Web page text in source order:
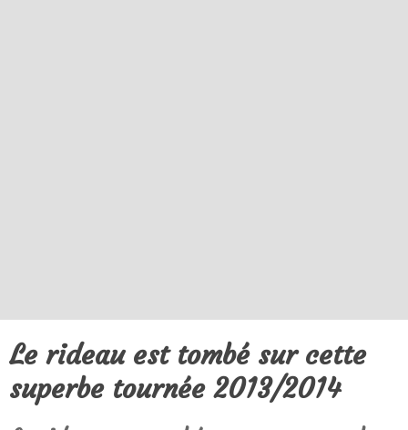
Le rideau est tombé sur cette
superbe tournée 2013/2014